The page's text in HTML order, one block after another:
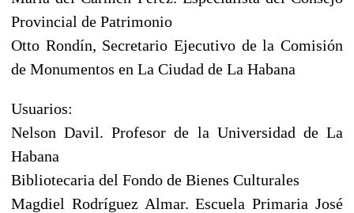
Provincial de Patrimonio
Otto Rondín, Secretario Ejecutivo de la Comisión
de Monumentos en La Ciudad de La Habana
Usuarios:
Nelson Davil. Profesor de la Universidad de La
Habana
Bibliotecaria del Fondo de Bienes Culturales
Magdiel Rodríguez Almar. Escuela Primaria José